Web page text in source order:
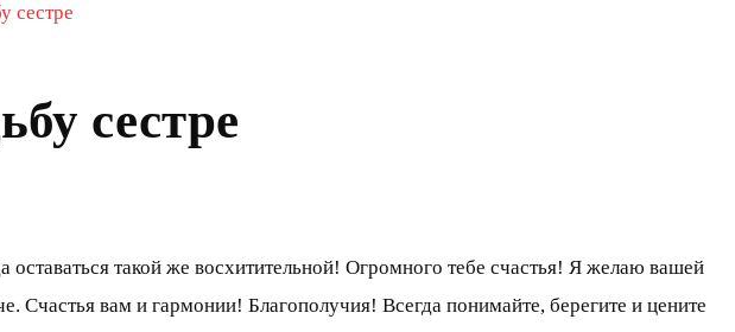
сестре
сестре
такой же восхитительной! Огромного тебе счастья! Я желаю вашей
Счастья вам и гармонии! Благополучия! Всегда понимайте, берегите и цените